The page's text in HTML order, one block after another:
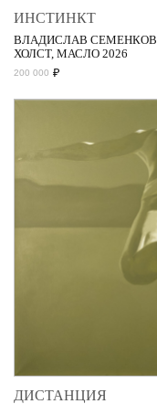
ИНСТИНКТ
ВЛАДИСЛАВ СЕМЕНКОВ
ХОЛСТ, МАСЛО 2026
200 000 ₽
ДИСТАНЦИЯ